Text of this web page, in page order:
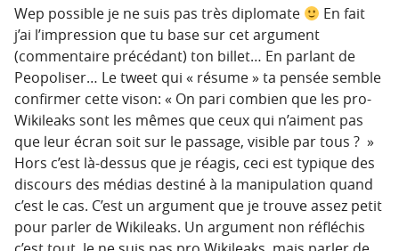
Wep possible je ne suis pas très diplomate
En fait
j’ai l’impression que tu base sur cet argument
(commentaire précédant) ton billet… En parlant de
Peopoliser… Le tweet qui « résume » ta pensée semble
confirmer cette vison: « On pari combien que les pro-
Wikileaks sont les mêmes que ceux qui n’aiment pas
que leur écran soit sur le passage, visible par tous ? »
Hors c’est là-dessus que je réagis, ceci est typique des
discours des médias destiné à la manipulation quand
c’est le cas. C’est un argument que je trouve assez petit
pour parler de Wikileaks. Un argument non réfléchis